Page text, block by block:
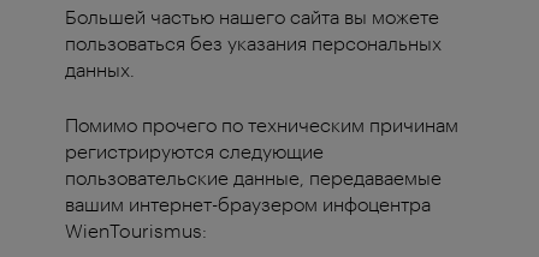
Большей частью нашего сайта вы можете
пользоваться без указания персональных
данных.
Помимо прочего по техническим причинам
регистрируются следующие
пользовательские данные, передаваемые
вашим интернет-браузером инфоцентра
WienTourismus: